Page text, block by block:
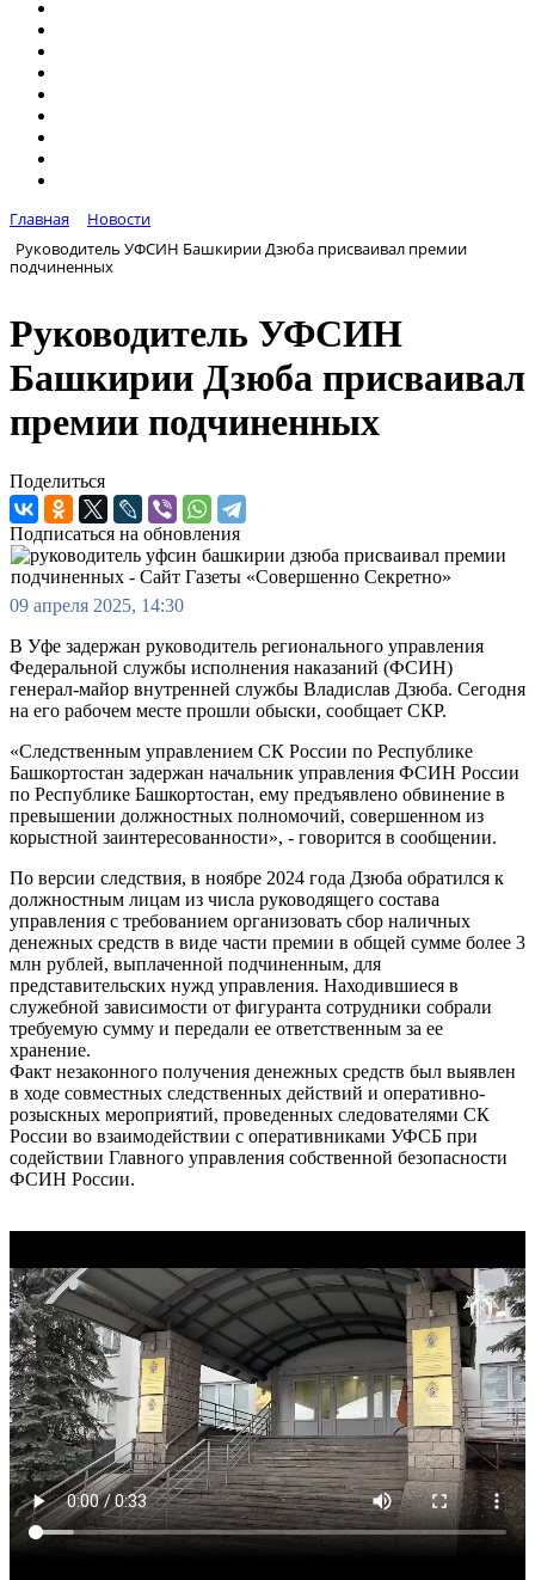
Главная
Новости
Руководитель УФСИН Башкирии Дзюба присваивал премии
подчиненных
Руководитель УФСИН
Башкирии Дзюба присваивал
премии подчиненных
Поделиться
Подписаться на обновления
09 апреля 2025, 14:30
В Уфе задержан руководитель регионального управления
Федеральной службы исполнения наказаний (ФСИН)
генерал-майор внутренней службы Владислав Дзюба. Сегодня
на его рабочем месте прошли обыски, сообщает СКР.
«Следственным управлением СК России по Республике
Башкортостан задержан начальник управления ФСИН России
по Республике Башкортостан, ему предъявлено обвинение в
превышении должностных полномочий, совершенном из
корыстной заинтересованности», - говорится в сообщении.
По версии следствия, в ноябре 2024 года Дзюба обратился к
должностным лицам из числа руководящего состава
управления с требованием организовать сбор наличных
денежных средств в виде части премии в общей сумме более 3
млн рублей, выплаченной подчиненным, для
представительских нужд управления. Находившиеся в
служебной зависимости от фигуранта сотрудники собрали
требуемую сумму и передали ее ответственным за ее
хранение.
Факт незаконного получения денежных средств был выявлен
в ходе совместных следственных действий и оперативно-
розыскных мероприятий, проведенных следователями СК
России во взаимодействии с оперативниками УФСБ при
содействии Главного управления собственной безопасности
ФСИН России.